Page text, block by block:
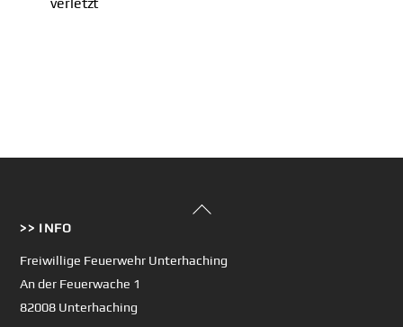
Back
>> INFO
Freiwillige Feuerwehr Unterhaching
An der Feuerwache 1
82008 Unterhaching